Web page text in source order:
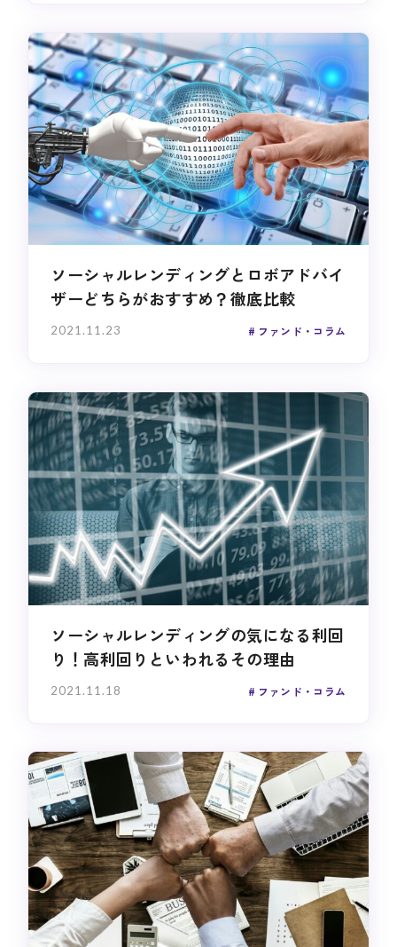
ソーシャルレンディングとロボアドバイ
ザーどちらがおすすめ？徹底比較
2021.11.23 ファンド・コラム
ソーシャルレンディングの気になる利回
り！高利回りといわれるその理由
2021.11.18 ファンド・コラム